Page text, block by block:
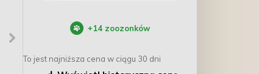
+14 zoozonków
To jest najniższa cena w ciągu 30 dni